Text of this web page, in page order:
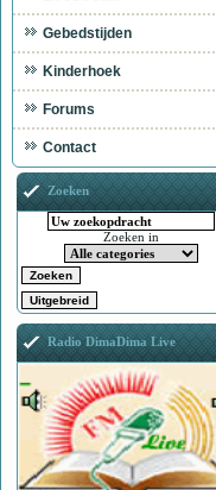
Gebedstijden
Kinderhoek
Forums
Contact
Zoeken
Zoeken in
Radio DimaDima Live